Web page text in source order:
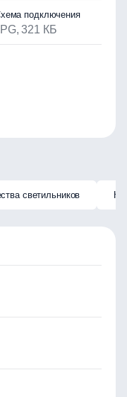
подключения
321 КБ
светильников